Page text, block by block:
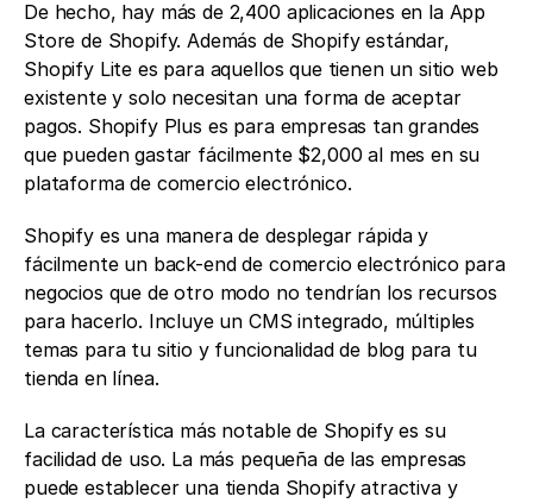
De hecho, hay más de 2,400 aplicaciones en la App
Store de Shopify. Además de Shopify estándar,
Shopify Lite es para aquellos que tienen un sitio web
existente y solo necesitan una forma de aceptar
pagos. Shopify Plus es para empresas tan grandes
que pueden gastar fácilmente $2,000 al mes en su
plataforma de comercio electrónico.
Shopify es una manera de desplegar rápida y
fácilmente un back-end de comercio electrónico para
negocios que de otro modo no tendrían los recursos
para hacerlo. Incluye un CMS integrado, múltiples
temas para tu sitio y funcionalidad de blog para tu
tienda en línea.
La característica más notable de Shopify es su
facilidad de uso. La más pequeña de las empresas
puede establecer una tienda Shopify atractiva y